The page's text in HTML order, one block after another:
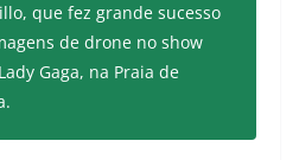
que fez grande sucesso
de drone no show
Gaga, na Praia de